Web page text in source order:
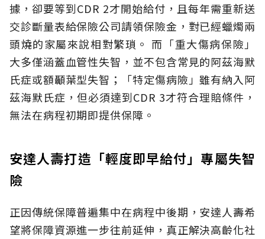
據，卻要等到CDR 2才開始給付，且每年需重新送
交診斷量表給保險公司請領保險金，對已經蠟燭兩
頭燒的家屬來說相對繁瑣。 而「重大傷病保險」
大多僅涵蓋血管性失智，並不包含常見的阿茲海默
氏症或額顳葉型失智；「特定傷病險」雖有納入阿
茲海默氏症，但必須達到CDR 3才符合理賠條件，
無法在病程初期即提供保障。
安達人壽打造「輕度即早給付」專屬失智
險
正因傳統保障普遍集中在病程中後期，安達人壽希
望將保障資源進一步往前延伸，真正解決高齡化社